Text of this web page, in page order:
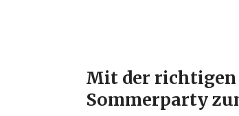
Mit der
Sommerparty